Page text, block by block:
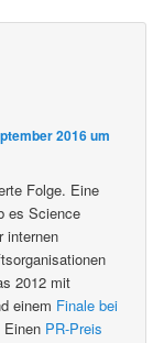
2016 um
Folge. Eine
es Science
internen
2012 mit
einem Finale bei
PR-Preis